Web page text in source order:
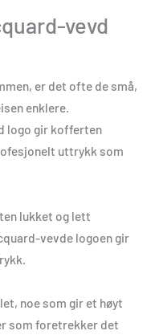
vevd
er det ofte de små,
enklere.
logo gir kofferten
uttrykk som
lukket og lett
vevde logoen gir
noe som gir et høyt
som foretrekker det